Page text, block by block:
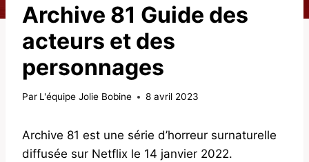
Archive 81 Guide des
acteurs et des
personnages
Par L'équipe Jolie Bobine 8 avril 2023
Archive 81 est une série d’horreur surnaturelle
diffusée sur Netflix le 14 janvier 2022.